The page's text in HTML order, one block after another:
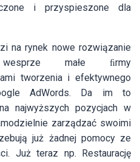
i przyspieszone dla
na rynek nowe rozwiązanie
małe ﬁrmy
tworzenia i efektywnego
AdWords. Da im to
najwyższych pozycjach w
zarządzać swoimi
już żadnej pomocy ze
Już teraz np. Restaurację